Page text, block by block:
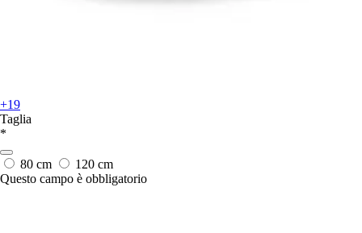
+19
Taglia
*
80 cm
120 cm
Questo campo è obbligatorio